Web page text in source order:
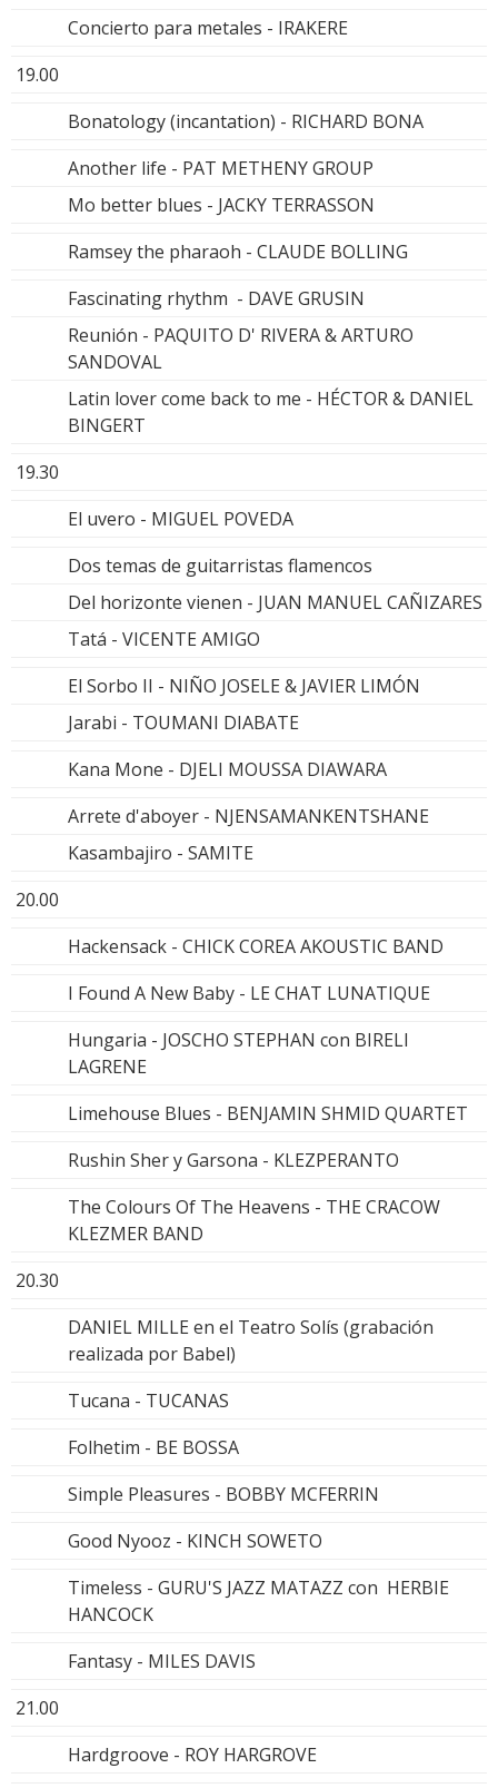
Concierto para metales - IRAKERE
19.00
Bonatology (incantation) - RICHARD BONA
Another life - PAT METHENY GROUP
Mo better blues - JACKY TERRASSON
Ramsey the pharaoh - CLAUDE BOLLING
Fascinating rhythm - DAVE GRUSIN
Reunión - PAQUITO D' RIVERA & ARTURO
SANDOVAL
Latin lover come back to me - HÉCTOR & DANIEL
BINGERT
19.30
El uvero - MIGUEL POVEDA
Dos temas de guitarristas flamencos
Del horizonte vienen - JUAN MANUEL CAÑIZARES
Tatá - VICENTE AMIGO
El Sorbo II - NIÑO JOSELE & JAVIER LIMÓN
Jarabi - TOUMANI DIABATE
Kana Mone - DJELI MOUSSA DIAWARA
Arrete d'aboyer - NJENSAMANKENTSHANE
Kasambajiro - SAMITE
20.00
Hackensack - CHICK COREA AKOUSTIC BAND
I Found A New Baby - LE CHAT LUNATIQUE
Hungaria - JOSCHO STEPHAN con BIRELI
LAGRENE
Limehouse Blues - BENJAMIN SHMID QUARTET
Rushin Sher y Garsona - KLEZPERANTO
The Colours Of The Heavens - THE CRACOW
KLEZMER BAND
20.30
DANIEL MILLE en el Teatro Solís (grabación
realizada por Babel)
Tucana - TUCANAS
Folhetim - BE BOSSA
Simple Pleasures - BOBBY MCFERRIN
Good Nyooz - KINCH SOWETO
Timeless - GURU'S JAZZ MATAZZ con HERBIE
HANCOCK
Fantasy - MILES DAVIS
21.00
Hardgroove - ROY HARGROVE